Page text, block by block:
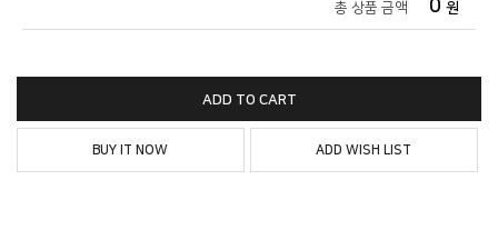
총 상품 금액 0 원
ADD TO CART
BUY IT NOW ADD WISH LIST